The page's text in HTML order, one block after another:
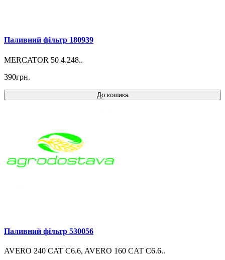
Паливний фільтр 180939
MERCATOR 50 4.248..
390грн.
До кошика
Паливний фільтр 530056
AVERO 240 CAT C6.6, AVERO 160 CAT C6.6..